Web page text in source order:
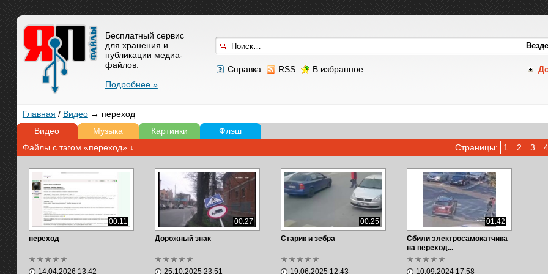
Справка RSS В избранное
Бесплатный сервис
для хранения и
публикации медиа-
файлов.
Подробнее »
Главная / Видео→ переход
Видео
Музыка Картинки Флэш
Файлы с тэгом «переход» ↓
Страницы: 1 2 3 4
00:11
переход
14.04.2026 13:42
00:27
Дорожный знак
25.10.2025 23:51
00:25
Старик и зебра
19.06.2025 12:43
01:42
Сбили электросамокатчика
на переход...
10.09.2024 17:58